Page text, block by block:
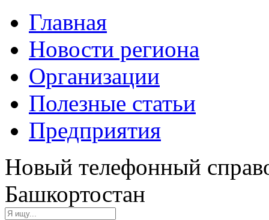
Главная
Новости региона
Организации
Полезные статьи
Предприятия
Новый телефонный
Башкортостан